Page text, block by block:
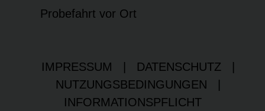
Probefahrt vor Ort
IMPRESSUM DATENSCHUTZ
NUTZUNGSBEDINGUNGEN
INFORMATIONSPFLICHT